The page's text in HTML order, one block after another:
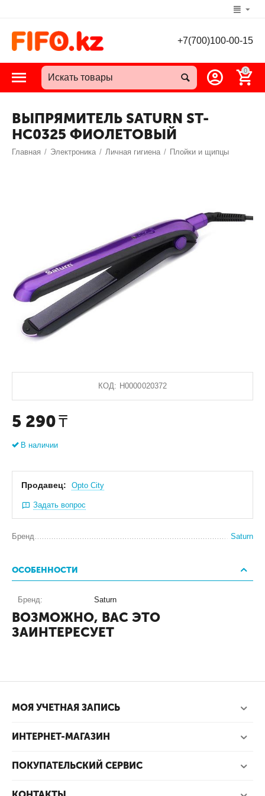
+7(700)100-00-15
0
ВЫПРЯМИТЕЛЬ SATURN ST-
HC0325 ФИОЛЕТОВЫЙ
Главная / Электроника / Личная гигиена / Плойки и щипцы
КОД: Н0000020372
5 290 ₸
В наличии
Продавец: Оpto City
Задать вопрос
Бренд Saturn
ОСОБЕННОСТИ
Бренд: Saturn
ВОЗМОЖНО, ВАС ЭТО
ЗАИНТЕРЕСУЕТ
МОЯ УЧЕТНАЯ ЗАПИСЬ
ИНТЕРНЕТ-МАГАЗИН
ПОКУПАТЕЛЬСКИЙ СЕРВИС